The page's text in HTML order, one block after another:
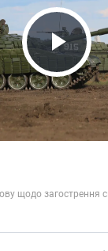
Play